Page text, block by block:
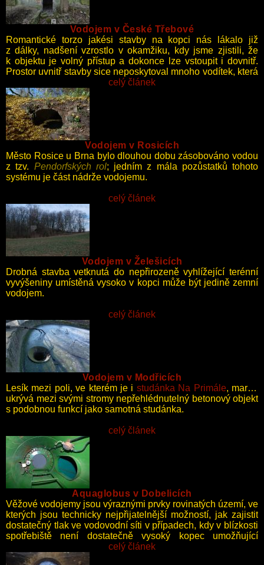
Vodojem v České Třebové
Romantické torzo jakési stavby na kopci nás lákalo již
z dálky, nadšení vzrostlo v okamžiku, kdy jsme zjistili, že
k objektu je volný přístup a dokonce lze vstoupit i dovnitř.
Prostor uvnitř stavby sice neposkytoval mnoho vodítek, která
by napověděla účel stavby, avšak skutečnost, že ve svahu
pod stavbou dříve stávala nějaká továrna, by mohla
znamenat, že se zde setkáváme s pozůstatky historického
věžového vodojemu.
celý článek
Vodojem v Rosicích
Město Rosice u Brna bylo dlouhou dobu zásobováno vodou
z tzv. Pendorfských rol; jedním z mála pozůstatků tohoto
systému je část nádrže vodojemu.
celý článek
Vodojem v Želešicích
Drobná stavba vetknutá do nepřirozeně vyhlížející terénní
vyvýšeniny umístěná vysoko v kopci může být jedině zemní
vodojem.
celý článek
Vodojem v Modřicích
Lesík mezi poli, ve kterém je i studánka Na Primále, marně
ukrývá mezi svými stromy nepřehlédnutelný betonový objekt
s podobnou funkcí jako samotná studánka.
celý článek
Aquaglobus v Dobelicích
Věžové vodojemy jsou výraznými prvky rovinatých území, ve
kterých jsou technicky nejpřijatelnější možností, jak zajistit
dostatečný tlak ve vodovodní síti v případech, kdy v blízkosti
spotřebiště není dostatečně vysoký kopec umožňující
situování zemního vodojemu.celý článek